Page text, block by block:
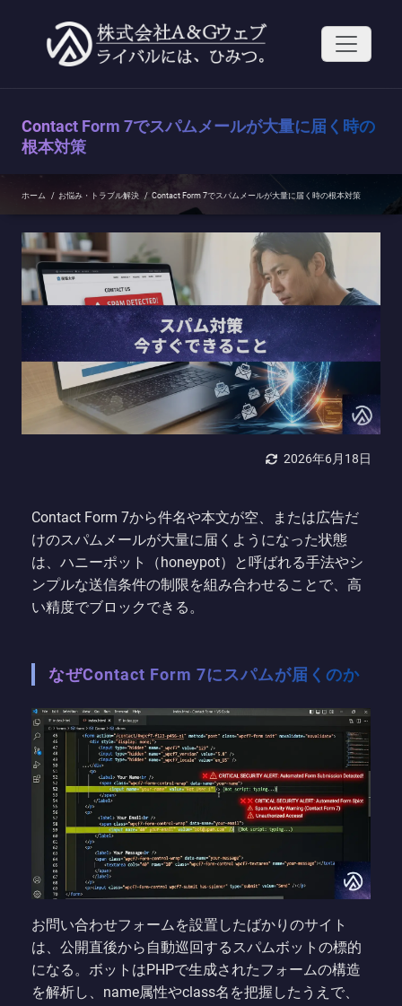
へ
Contact Form 7でスパムメールが大量に届く時の
根本対策
ホーム / お悩み・トラブル解決 / Contact Form 7でスパムメールが大量に届く時の根本対策
2026年6月18日
Contact Form 7から件名や本文が空、または広告だ
けのスパムメールが大量に届くようになった状態
は、ハニーポット（honeypot）と呼ばれる手法やシ
ンプルな送信条件の制限を組み合わせることで、高
い精度でブロックできる。
なぜContact Form 7にスパムが届くのか
お問い合わせフォームを設置したばかりのサイト
は、公開直後から自動巡回するスパムボットの標的
になる。ボットはPHPで生成されたフォームの構造
を解析し、name属性やclass名を把握したうえで、